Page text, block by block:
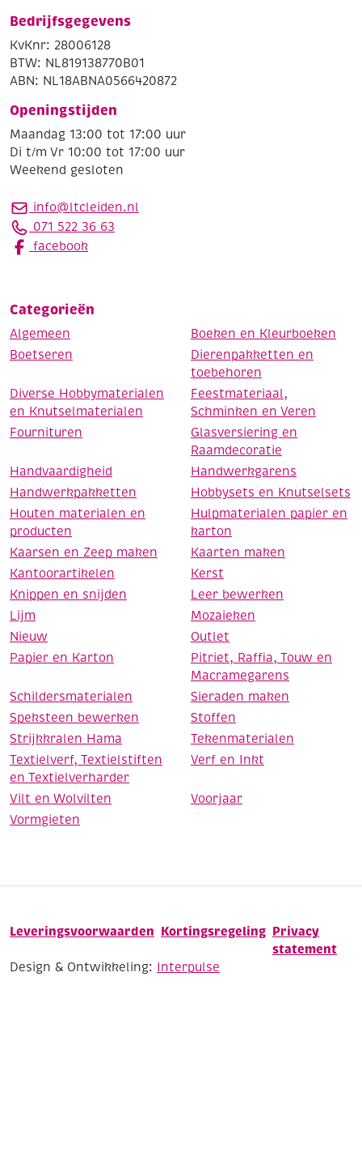
Bedrijfsgegevens
KvKnr: 28006128
BTW: NL819138770B01
ABN: NL18ABNA0566420872
Openingstijden
Maandag 13:00 tot 17:00 uur
Di t/m Vr 10:00 tot 17:00 uur
Weekend gesloten
info@ltcleiden.nl
071 522 36 63
facebook
Categorieën
Algemeen
Boeken en Kleurboeken
Boetseren
Dierenpakketten en
toebehoren
Diverse Hobbymaterialen
en Knutselmaterialen
Feestmateriaal,
Schminken en Veren
Fournituren
Glasversiering en
Raamdecoratie
Handvaardigheid
Handwerkgarens
Handwerkpakketten
Hobbysets en Knutselsets
Houten materialen en
producten
Hulpmaterialen papier en
karton
Kaarsen en Zeep maken
Kaarten maken
Kantoorartikelen
Kerst
Knippen en snijden
Leer bewerken
Lijm
Mozaieken
Nieuw
Outlet
Papier en Karton
Pitriet, Raffia, Touw en
Macramegarens
Schildersmaterialen
Sieraden maken
Speksteen bewerken
Stoffen
Strijkkralen Hama
Tekenmaterialen
Textielverf, Textielstiften
en Textielverharder
Verf en Inkt
Vilt en Wolvilten
Voorjaar
Vormgieten
Leveringsvoorwaarden Kortingsregeling Privacy
statement
Design & Ontwikkeling: Interpulse